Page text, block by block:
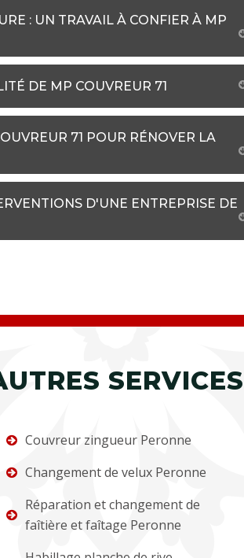
: UN TRAVAIL À CONFIER À MP
DE MP COUVREUR 71
71 POUR RÉNOVER LA
D'UNE ENTREPRISE DE
SERVICES
Couvreur zingueur Peronne
Changement de velux Peronne
Réparation et changement de
faîtière et faîtage Peronne